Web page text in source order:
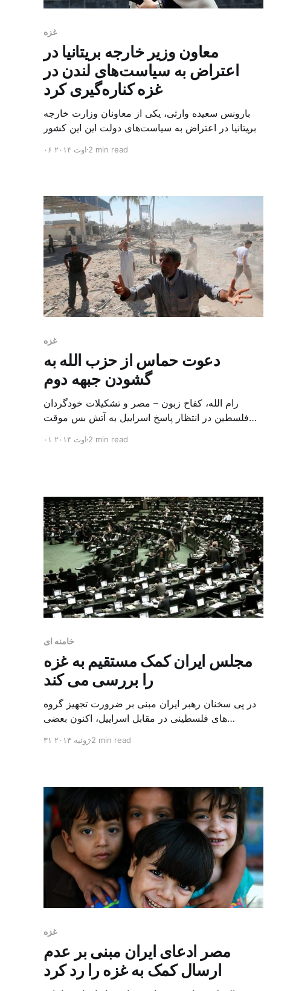
غزه
معاون وزیر خارجه بریتانیا در
اعتراض به سیاست‌های لندن در
غزه کناره‌گیری کرد
بارونس سعیده وارثی، یکی از معاونان وزارت خارجه
بریتانیا در اعتراض به سیاست‌های دولت این این کشور
است. بارونس وارثی، وزیر پاکستانی الاصل کابینه دیوید
خبر
۰۶ اوت ۲۰۱۴ 2 min read
غزه
دعوت حماس از حزب الله به
گشودن جبهه دوم
رام الله، کفاح زبون – مصر و تشکیلات خودگردان
فلسطین در انتظار پاسخ اسراییل به آتش بس موقت
مورد نظر دو طرف به منظور آتش بس در غزه آغاز
۰۱ اوت ۲۰۱۴ 2 min read
خامنه ای
مجلس ایران کمک مستقیم به غزه
را بررسی می کند
در پی سخنان رهبر ایران مبنی بر ضرورت تجهیز گروه
های فلسطینی در مقابل اسراییل، اکنون بعضی
مستقیم به غزه هستند. برخی اعضای کمیسیون امنیت
المللی، باید شرایطی […]
۳۱ ژوئیه ۲۰۱۴2 min read
غزه
مصر ادعای ایران مبنی بر عدم
ارسال کمک به غزه را رد کرد